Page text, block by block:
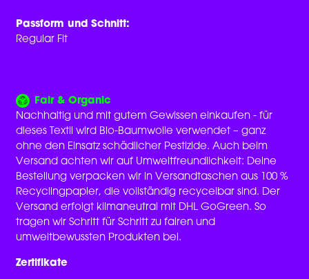
Passform und Schnitt:
Regular Fit
Fair & Organic
Nachhaltig und mit gutem Gewissen einkaufen - für
dieses Textil wird Bio-Baumwolle verwendet – ganz
ohne den Einsatz schädlicher Pestizide. Auch beim
Versand achten wir auf Umweltfreundlichkeit: Deine
Bestellung verpacken wir in Versandtaschen aus 100 %
Recyclingpapier, die vollständig recycelbar sind. Der
Versand erfolgt klimaneutral mit DHL GoGreen. So
tragen wir Schritt für Schritt zu fairen und
umweltbewussten Produkten bei.
Zertifikate